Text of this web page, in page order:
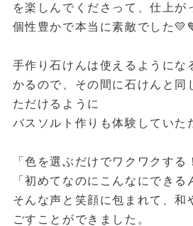
を楽しんでくださって、仕上が
個性豊かで本当に素敵でした
手作り石けんは使えるようにな
かるので、その間に石けんと同
ただけるように
バスソルト作りも体験していた
「色を選ぶだけでワクワクする
「初めてなのにこんなにできる
そんな声と笑顔に包まれて、和
ごすことができました。